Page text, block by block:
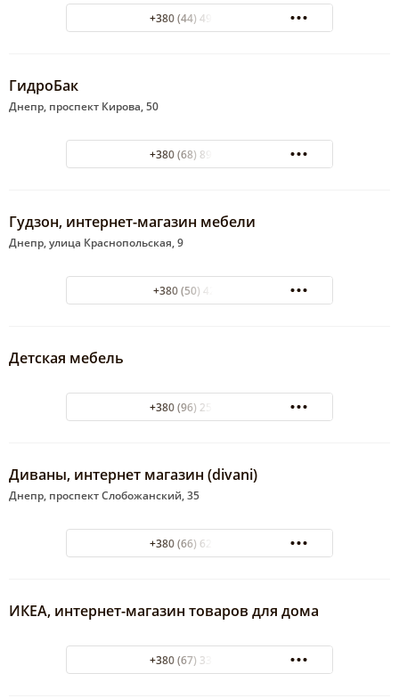
+380 (44) 498-93-87
ГидроБак
Днепр, проспект Кирова, 50
+380 (68) 891-45-12
Гудзон, интернет-магазин мебели
Днепр, улица Краснопольская, 9
+380 (50) 4257575
Детская мебель
+380 (96) 253-6-111
Диваны, интернет магазин (divani)
Днепр, проспект Слобожанский, 35
+380 (66) 629-40-01
ИКЕА, интернет-магазин товаров для дома
+380 (67) 332-99-00